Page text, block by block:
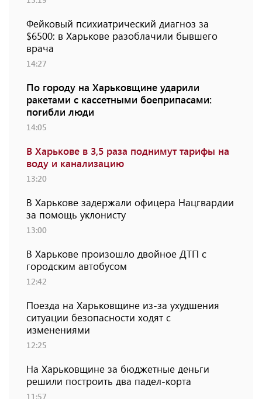
Фейковый психиатрический диагноз за
$6500: в Харькове разоблачили бывшего
врача
14:27
По городу на Харьковщине ударили
ракетами с кассетными боеприпасами:
погибли люди
14:05
В Харькове в 3,5 раза поднимут тарифы на
воду и канализацию
13:20
В Харькове задержали офицера Нацгвардии
за помощь уклонисту
13:00
В Харькове произошло двойное ДТП с
городским автобусом
12:42
Поезда на Харьковщине из-за ухудшения
ситуации безопасности ходят с
изменениями
12:25
На Харьковщине за бюджетные деньги
решили построить два падел-корта
11:57